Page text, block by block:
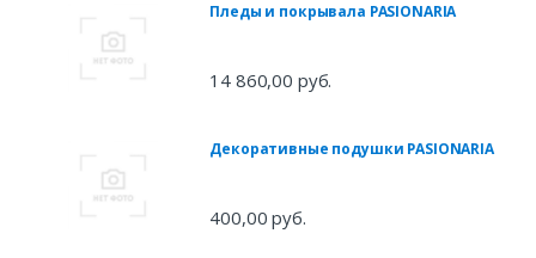
Пледы и покрывала PASIONARIA
14 860,00 руб.
Декоративные подушки PASIONARIA
400,00 руб.